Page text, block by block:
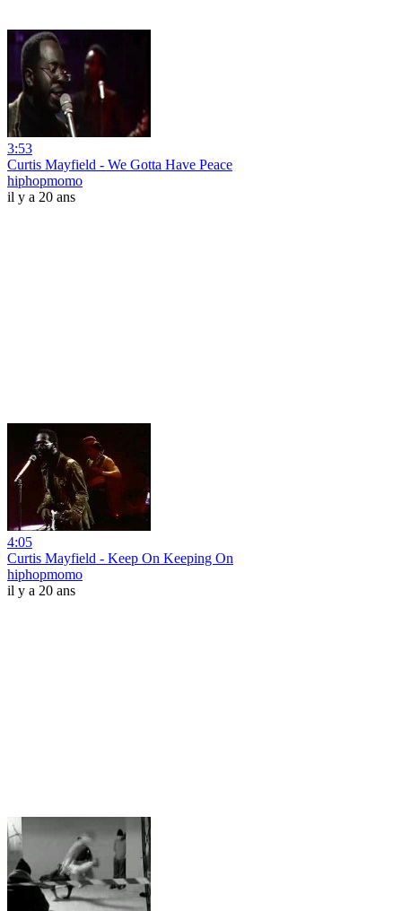
3:53
Curtis Mayfield - We Gotta Have Peace
hiphopmomo
il y a 20 ans
4:05
Curtis Mayfield - Keep On Keeping On
hiphopmomo
il y a 20 ans